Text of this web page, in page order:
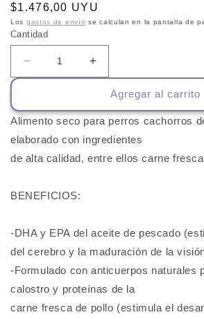
Precio
habitual
$1.476,00 UYU
Los gastos de envío se calculan en la pantalla de
Cantidad
Reducir
cantidad
Pro
Plan
Perro
Cachorro
3
Aumentar
cantidad
para
Pro
Plan
Perro
Cachorro
Agregar al carrito
Alimento seco para perros cachorros
elaborado con ingredientes
de alta calidad, entre ellos carne
BENEFICIOS:
-DHA y EPA del aceite de pescado
del cerebro y la maduración de la
-Formulado con anticuerpos naturales
calostro y proteínas de la
carne fresca de pollo (estimula el